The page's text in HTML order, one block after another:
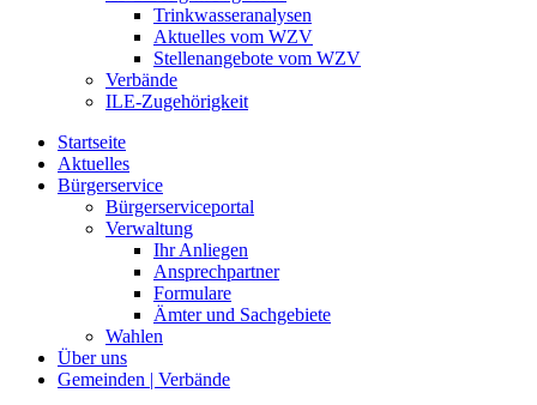
Trinkwasseranalysen
Aktuelles vom WZV
Stellenangebote vom WZV
Verbände
ILE-Zugehörigkeit
Startseite
Aktuelles
Bürgerservice
Bürgerserviceportal
Verwaltung
Ihr Anliegen
Ansprechpartner
Formulare
Ämter und Sachgebiete
Wahlen
Über uns
Gemeinden | Verbände